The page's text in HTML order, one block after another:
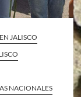
JALISCO
NACIONALES